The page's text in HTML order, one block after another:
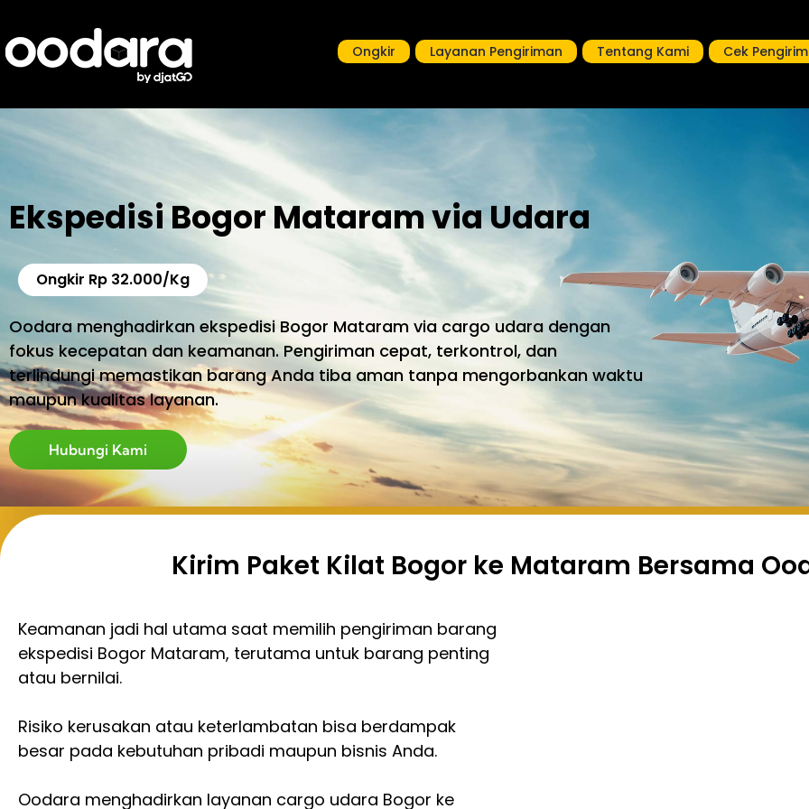
Ongkir Layanan Pengiriman Tentang Kami Cek
Ekspedisi Bogor Mataram via Udara
Ongkir Rp 32.000/Kg
Oodara menghadirkan ekspedisi Bogor Mataram via cargo udara dengan
fokus kecepatan dan keamanan. Pengiriman cepat, terkontrol, dan
terlindungi memastikan barang Anda tiba aman tanpa mengorbankan waktu
maupun kualitas layanan.
Hubungi Kami
Kirim Paket Kilat Bogor ke Mataram Bersama
Keamanan jadi hal utama saat memilih pengiriman barang
ekspedisi Bogor Mataram, terutama untuk barang penting
atau bernilai.
Risiko kerusakan atau keterlambatan bisa berdampak
besar pada kebutuhan pribadi maupun bisnis Anda.
Oodara menghadirkan layanan cargo udara Bogor ke